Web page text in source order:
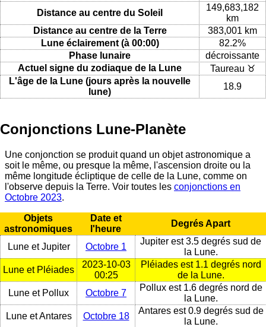
Distance au centre du Soleil
149,683,182
km
Distance au centre de la Terre
383,001 km
Lune éclairement (à 00:00)
82.2%
Phase lunaire
décroissante
Actuel signe du zodiaque de la Lune
Taureau ♉
L'âge de la Lune (jours après la nouvelle
lune)
18.9
Conjonctions Lune-Planète
Une conjonction se produit quand un objet astronomique a
soit le même, ou presque la même, l'ascension droite ou la
même longitude écliptique de celle de la Lune, comme on
l'observe depuis la Terre. Voir toutes les conjonctions en
Octobre 2023.
Objets
astronomiques
Date et
l'heure
Degrés Apart
Lune et Jupiter Octobre 1
Jupiter est 3.5 degrés sud de
la Lune.
Lune et Pléiades
2023-10-03
00:25
Pléiades est 1.1 degrés nord
de la Lune.
Lune et Pollux
Octobre 7
Pollux est 1.6 degrés nord de
la Lune.
Lune et Antares
Octobre 18
Antares est 0.9 degrés sud de
la Lune.